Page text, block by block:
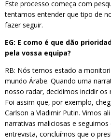
Este processo começa com
tentamos entender que tipo de
fazer seguir.
EG: E como é que dão
pela vossa equipa?
RB: Nós temos estado a
mundo Árabe. Quando uma
nosso radar, decidimos incidir
Foi assim que, por exemplo,
Carlson a Vladimir Putin. Vimos
narrativas maliciosas e
entrevista, concluímos que o